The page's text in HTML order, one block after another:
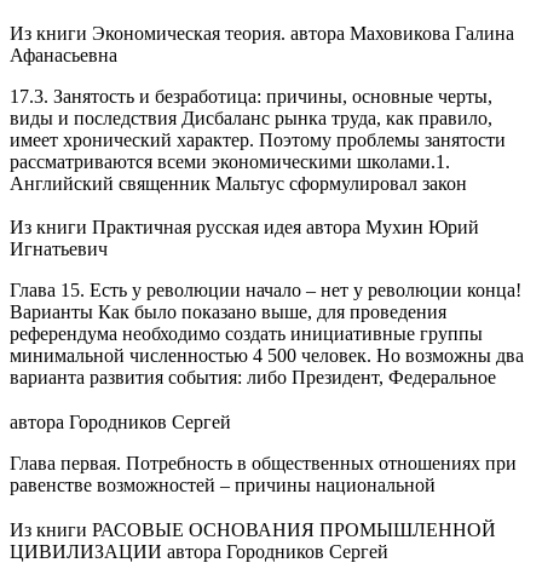
Из книги Экономическая теория. автора Маховикова Галина
Афанасьевна
17.3. Занятость и безработица: причины, основные черты,
виды и последствия Дисбаланс рынка труда, как правило,
имеет хронический характер. Поэтому проблемы занятости
рассматриваются всеми экономическими школами.1.
Английский священник Мальтус сформулировал закон
Из книги Практичная русская идея автора Мухин Юрий
Игнатьевич
Глава 15. Есть у революции начало – нет у революции конца!
Варианты Как было показано выше, для проведения
референдума необходимо создать инициативные группы
минимальной численностью 4 500 человек. Но возможны два
варианта развития события: либо Президент, Федеральное
автора Городников Сергей
Глава первая. Потребность в общественных отношениях при
равенстве возможностей – причины национальной
Из книги РАСОВЫЕ ОСНОВАНИЯ ПРОМЫШЛЕННОЙ
ЦИВИЛИЗАЦИИ автора Городников Сергей